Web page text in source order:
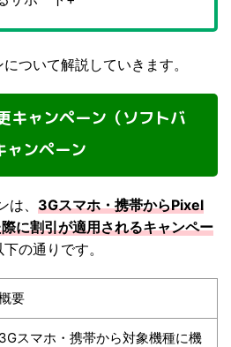
ついて解説していきます。
ャンペーン（ソフトバ
ャンペーン
、 3Gスマホ・携帯からPixel
に割引が適用されるキャンペー
の通りです。
要
3Gスマホ・携帯から対象機種に機